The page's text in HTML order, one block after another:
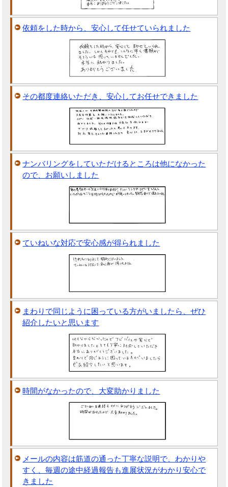
依頼をした時から、安心して任せていられました
その都度連絡いただき、安心してお任せできました
ナンバリングをしていただけるところは他になかった
ので、お願いしました
ていねいな対応で安心感が得られました
まわりで同じように困っている方がいましたら、ぜひ
紹介したいと思います
時間がなかったので、大変助かりました
メールの内容は筋道の通った丁寧な説明で、わかりや
すく、毎週の途中経過報告も進展状況がわかり安心で
きました